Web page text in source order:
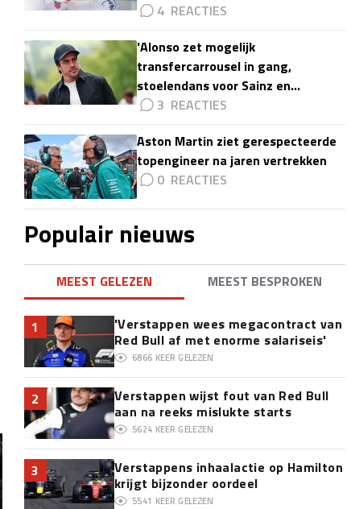
4
'Alonso zet mogelijk
transfercarrousel in gang,
stoelendans voor Sainz en
Colapinto'
3
Aston Martin ziet gerespecteerde
topengineer na jaren vertrekken
0
Populair nieuws
MEEST GELEZEN MEEST BESPROKEN
1
'Verstappen wees megacontract van
Red Bull af met enorme salariseis'
6866 KEER GELEZEN
2
Verstappen wijst fout van Red Bull
aan na reeks mislukte starts
5624 KEER GELEZEN
3
Verstappens inhaalactie op Hamilton
krijgt bijzonder oordeel
5541 KEER GELEZEN